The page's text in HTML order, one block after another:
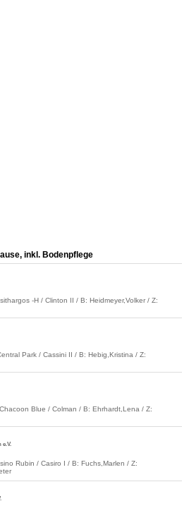
inkl. Bodenpflege
-H / Clinton II / B: Heidmeyer,Volker / Z:
Park / Cassini II / B: Hebig,Kristina / Z:
Blue / Colman / B: Ehrhardt,Lena / Z:
e.V.
Rubin / Casiro I / B: Fuchs,Marlen / Z: